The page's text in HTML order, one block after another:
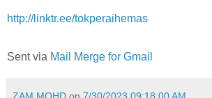
http://linktr.ee/tokperaihemas
Sent via Mail Merge for Gmail